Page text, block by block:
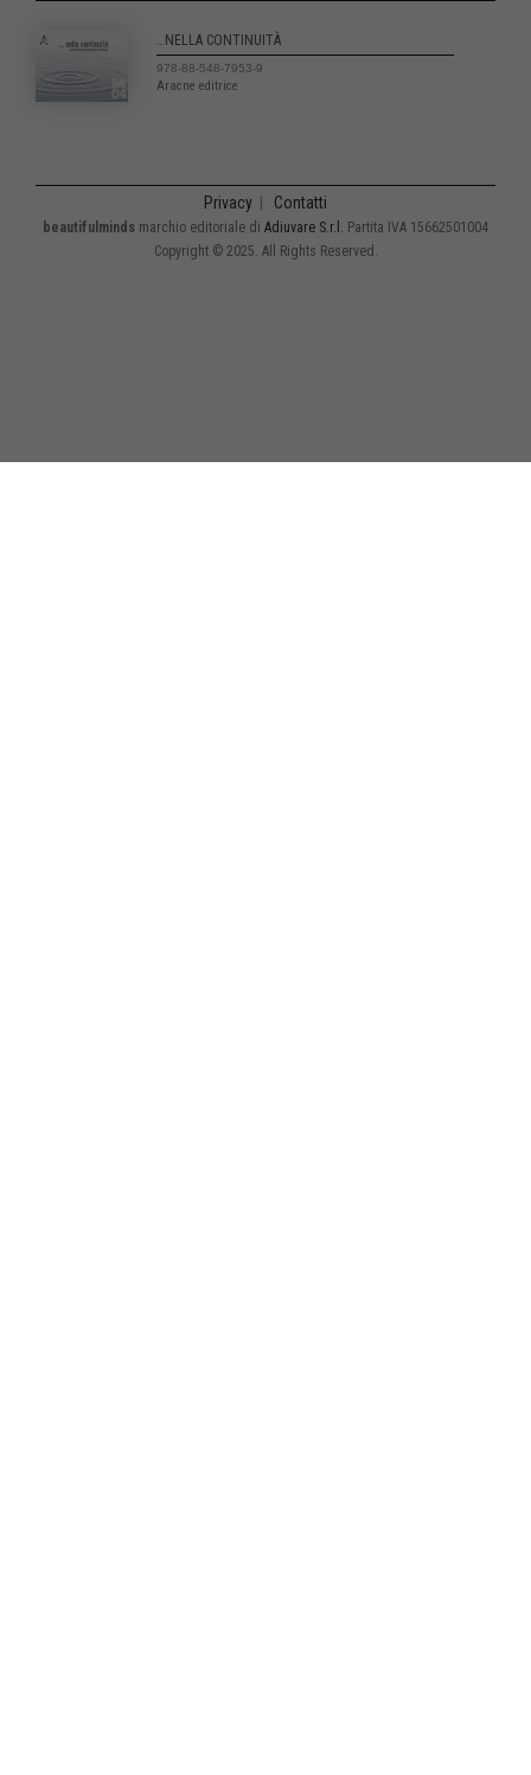
…NELLA CONTINUITÀ
978-88-548-7953-9
Aracne editrice
Privacy Contatti
beautifulminds marchio editoriale di Adiuvare S.r.l.
Partita IVA 15662501004
Copyright © 2025. All Rights Reserved.